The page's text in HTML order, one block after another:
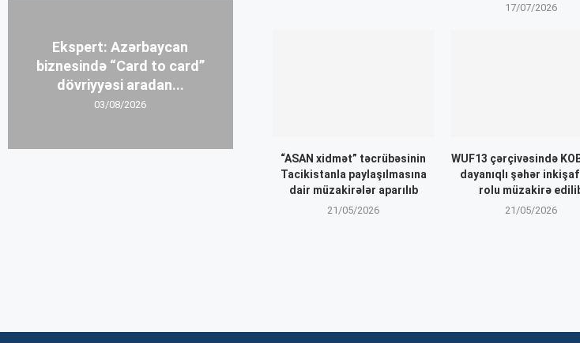
17/07/2026
“ASAN xidmət” təcrübəsinin
Tacikistanla paylaşılmasına
dair müzakirələr aparılıb
21/05/2026
WUF13 çərçivəsində
dayanıqlı şəhər
rolu müzakirə
21/05/2026
Ekspert: Azərbaycan
biznesində “Card to card”
dövriyyəsi aradan...
03/08/2026